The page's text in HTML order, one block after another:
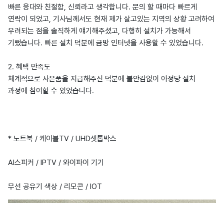
빠른 응대와 친절함, 신뢰라고 생각합니다. 문의 할 때마다 빠르게
연락이 되었고, 기사님께서도 현재 제가 살고있는 지역의 상황 고려하여
우려되는 점을 솔직하게 얘기해주셨고, 다행히 설치가 가능해서
기뻤습니다. 빠른 설치 덕분에 금방 인터넷을 사용할 수 있었습니다.
2. 혜택 만족도
체계적으로 사은품을 지급해주신 덕분에 불안감없이 아정당 설치
과정에 참여할 수 있었습니다.
* 노트북 / 케이블TV / UHD셋톱박스
AI스피커 / IPTV / 와이파이 기기
무선 공유기 색상 / 리모콘 / IOT